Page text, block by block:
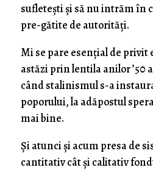
sufletești și să nu intrăm în
pre-gătite de autorități.
Mi se pare esențial de privit
astăzi prin lentila anilor ’50
când stalinismul s-a
poporului, la adăpostul
mai bine.
Și atunci și acum presa de
cantitativ cât și calitativ